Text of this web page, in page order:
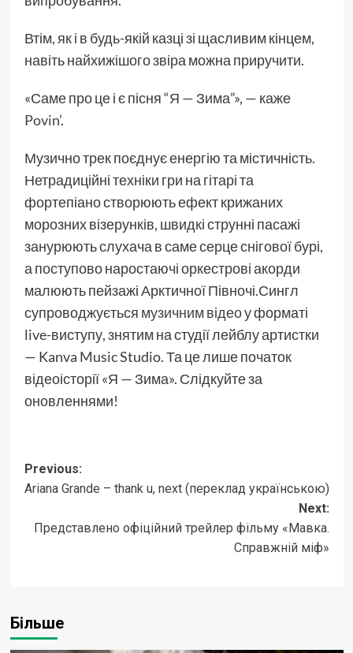
Втім, як і в будь-якій казці зі щасливим кінцем,
навіть найхижішого звіра можна приручити.
«Саме про це і є пісня “Я — Зима”», — каже
Povin’.
Музично трек поєднує енергію та містичність.
Нетрадиційні техніки гри на гітарі та
фортепіано створюють ефект крижаних
морозних візерунків, швидкі струнні пасажі
занурюють слухача в саме серце снігової бурі,
а поступово наростаючі оркестрові акорди
малюють пейзажі Арктичної Півночі.Сингл
супроводжується музичним відеоу форматі
live-виступу, знятим на студії лейблу артистки
— Kanva Music Studio. Та це лише початок
відеоісторії «Я — Зима». Слідкуйте за
оновленнями!
Post
navigation
Previous:
Ariana Grande – thank u, next (переклад українською)
Next:
Представлено офіційний трейлер фільму «Мавка.
Справжній міф»
Більше